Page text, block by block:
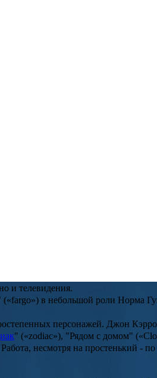
в «Жестоком романсе»
несчастной любви
предлагает Ларисе
что обязательно станет
и телевидения.
(«fargo») в небольшой роли Норма
персонажей. Джон
" («zodiac»), "Рядом с домом"
Работа, несмотря на простенький -